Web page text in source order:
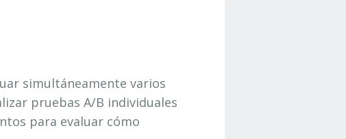
simultáneamente varios
pruebas A/B individuales
para evaluar cómo